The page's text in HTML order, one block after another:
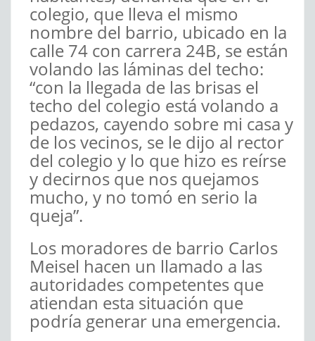
colegio, que lleva el mismo
nombre del barrio, ubicado en la
calle 74 con carrera 24B, se están
volando las láminas del techo:
“con la llegada de las brisas el
techo del colegio está volando a
pedazos, cayendo sobre mi casa y
de los vecinos, se le dijo al rector
del colegio y lo que hizo es reírse
y decirnos que nos quejamos
mucho, y no tomó en serio la
queja”.
Los moradores de barrio Carlos
Meisel hacen un llamado a las
autoridades competentes que
atiendan esta situación que
podría generar una emergencia.